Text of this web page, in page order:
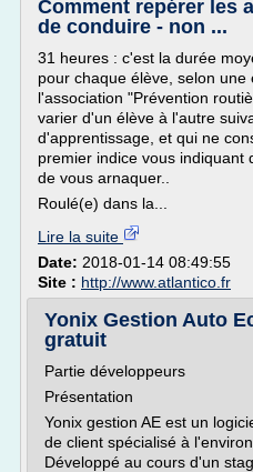
Comment repérer les
de conduire - non ...
31 heures : c'est la durée
pour chaque élève, selon
l'association "Prévention
varier d'un élève à l'autre
d'apprentissage, et qui ne
premier indice vous indiquant
de vous arnaquer..
Roulé(e) dans la...
Lire la suite
Date: 2018-01-14 08:49:55
Site : http://www.atlantico.fr
Yonix Gestion Auto
gratuit
Partie développeurs
Présentation
Yonix gestion AE est un
de client spécialisé à
Développé au cours d'un